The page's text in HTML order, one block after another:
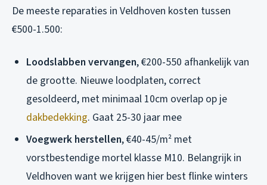
De meeste reparaties in Veldhoven kosten tussen
€500-1.500:
Loodslabben vervangen, €200-550 afhankelijk van
de grootte. Nieuwe loodplaten, correct
gesoldeerd, met minimaal 10cm overlap op je
dakbedekking. Gaat 25-30 jaar mee
Voegwerk herstellen, €40-45/m² met
vorstbestendige mortel klasse M10. Belangrijk in
Veldhoven want we krijgen hier best flinke winters